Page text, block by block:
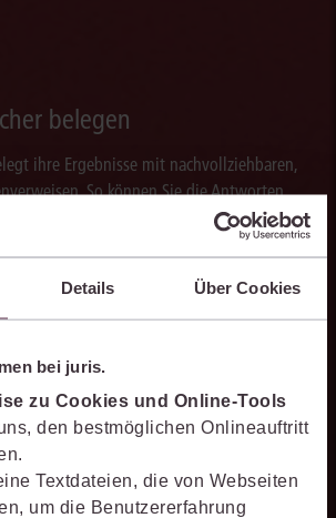
Details Über Cookies
bei juris.
zu Cookies und Online-Tools
den bestmöglichen Onlineauftritt
Textdateien, die von Webseiten
um die Benutzererfahrung
belegen
ihre Ergebnisse mit nachvollziehbaren,
So können Sie die Antworten
einordnen und auf einer belastbaren
die Analyse komplexer
Sie hilft dabei, Sachverhalte
zu erkennen und belastbare
weitere Bearbeitung zu gewinnen. Dabei